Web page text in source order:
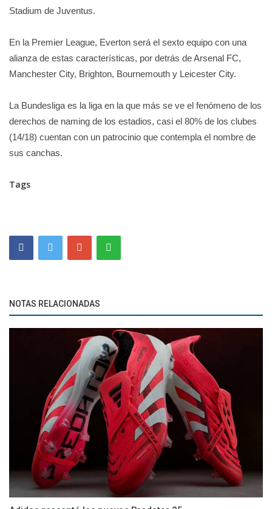
Stadium de Juventus.
En la Premier League, Everton será el sexto equipo con una
alianza de estas características, por detrás de Arsenal FC,
Manchester City, Brighton, Bournemouth y Leicester City.
La Bundesliga es la liga en la que más se ve el fenómeno de los
derechos de naming de los estadios, casi el 80% de los clubes
(14/18) cuentan con un patrocinio que contempla el nombre de
sus canchas.
Tags
NOTAS RELACIONADAS